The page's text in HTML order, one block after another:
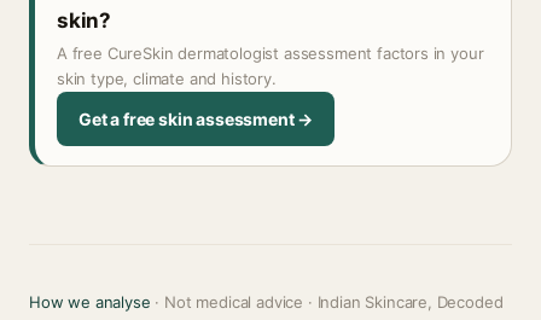
skin?
A free CureSkin dermatologist assessment factors in your
skin type, climate and history.
Get a free skin assessment →
How we analyse · Not medical advice · Indian Skincare, Decoded